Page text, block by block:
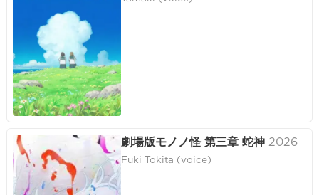
劇場版モノノ怪 第三章 蛇神 2026
Fuki Tokita (voice)